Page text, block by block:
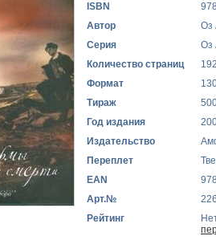
ISBN
Автор
Оз
Серия
Оз
Количество страниц
192
Формат
Тираж
Год издания
Издательство
Переплет
EAN
Арт.№
Рейтинг